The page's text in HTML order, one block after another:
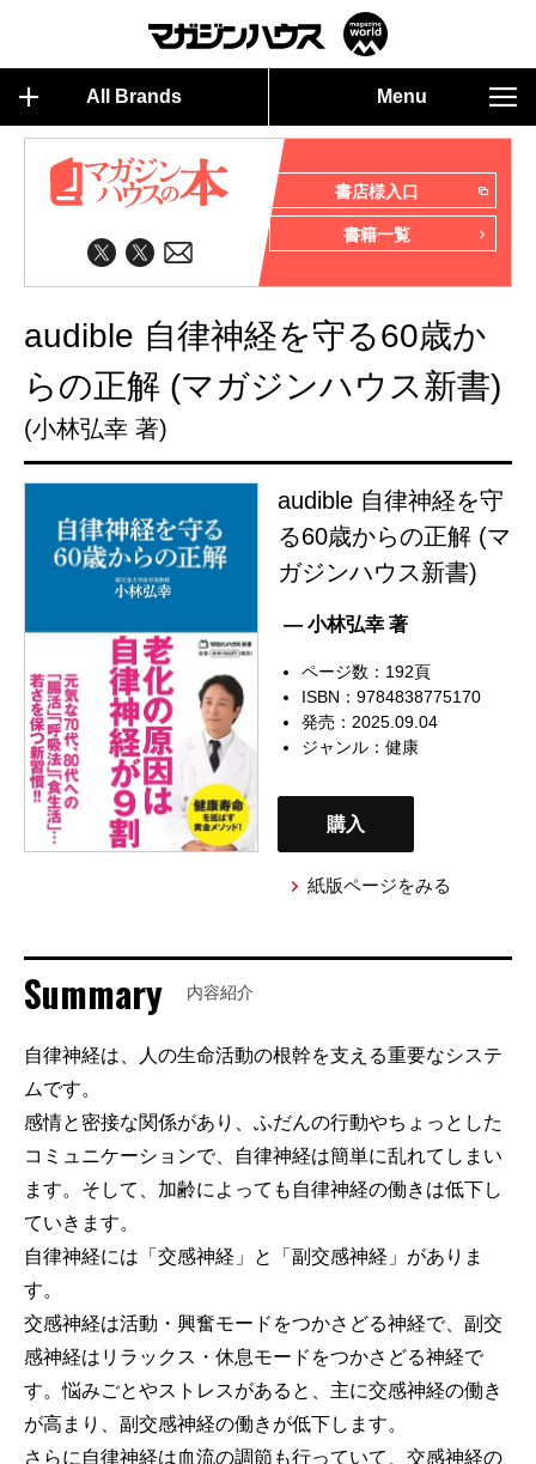
All Brands Menu
書店様入口
書籍一覧
audible 自律神経を守る60歳か
らの正解 (マガジンハウス新書)
(小林弘幸 著)
audible 自律神経を守
る60歳からの正解 (マ
ガジンハウス新書)
— 小林弘幸 著
ページ数：192頁
ISBN：9784838775170
発売：2025.09.04
ジャンル：健康
購入
紙版ページをみる
Summary 内容紹介
自律神経は、人の生命活動の根幹を支える重要なシステ
ムです。
感情と密接な関係があり、ふだんの行動やちょっとした
コミュニケーションで、自律神経は簡単に乱れてしまい
ます。そして、加齢によっても自律神経の働きは低下し
ていきます。
自律神経には「交感神経」と「副交感神経」がありま
す。
交感神経は活動・興奮モードをつかさどる神経で、副交
感神経はリラックス・休息モードをつかさどる神経で
す。悩みごとやストレスがあると、主に交感神経の働き
が高まり、副交感神経の働きが低下します。
さらに自律神経は血流の調節も行っていて、交感神経の